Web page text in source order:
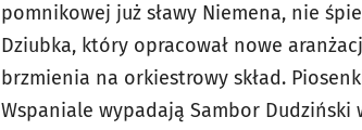
pomnikowej już sławy Niemena, nie
Dziubka, który opracował nowe
brzmienia na orkiestrowy skład.
Wspaniale wypadają Sambor Dudziński